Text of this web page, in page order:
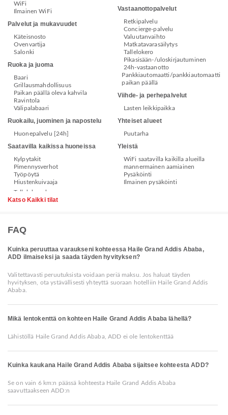
WiFi
Ilmainen WiFi
Palvelut ja mukavuudet
Käteisnosto
Ovenvartija
Salonki
Ruoka ja juoma
Baari
Grillausmahdollisuus
Paikan päällä oleva kahvila
Ravintola
Välipalabaari
Ruokailu, juominen ja napostelu
Huonepalvelu [24h]
Saatavilla kaikissa huoneissa
Kylpytakit
Pimennysverhot
Työpöytä
Hiustenkuivaaja
Vastaanottopalvelut
Retkipalvelu
Concierge-palvelu
Valuutanvaihto
Matkatavarasäilytys
Tallelokero
Pikasisään-/uloskirjautuminen
24h-vastaanotto
Pankkiautomaatti/pankkiautomaatti
paikan päällä
Viihde- ja perhepalvelut
Lasten leikkipaikka
Yhteiset alueet
Puutarha
Yleistä
WiFi saatavilla kaikilla alueilla
mannermainen aamiainen
Pysäköinti
Ilmainen pysäköinti
Katso Kaikki tilat
FAQ
Kuinka peruuttaa varaukseni kohteessa Haile Grand Addis Ababa,
ADD ilmaiseksi ja saada täyden hyvityksen?
Valitettavasti peruutuksista voidaan periä maksu. Jos haluat täyden
hyvityksen, ota ystävällisesti yhteyttä suoraan hotelliin Haile Grand Addis
Ababa.
Mikä lentokenttä on kohteen Haile Grand Addis Ababa lähellä?
Lähistöllä Haile Grand Addis Ababa, ADD ei ole lentokenttää
Kuinka kaukana Haile Grand Addis Ababa sijaitsee kohteesta ADD?
Se on vain 6 km:n päässä kohteesta Haile Grand Addis Ababa
saavuttaakseen ADD:n